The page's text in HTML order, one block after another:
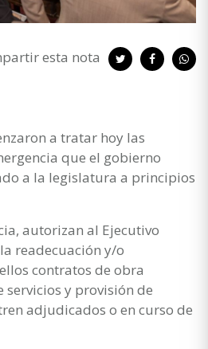
esta nota
a tratar hoy las
que el gobierno
a la legislatura a principios
autorizan al Ejecutivo
readecuación y/o
contratos de obra
y provisión de
adjudicados o en curso de